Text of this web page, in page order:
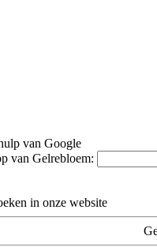
van Google
van Gelrebloem:
in onze website